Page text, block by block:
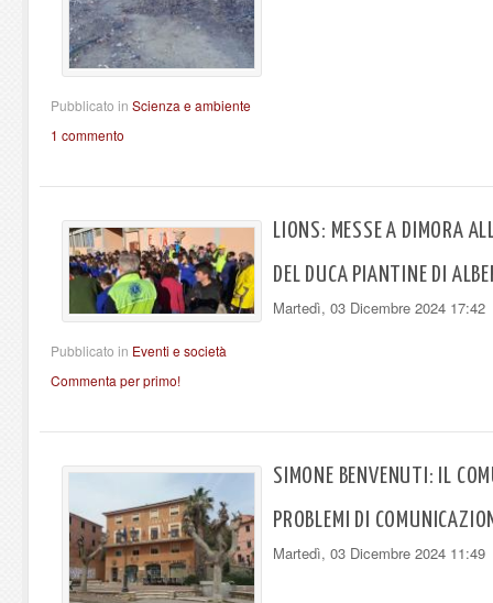
Pubblicato in Scienza e ambiente
1 commento
LIONS: MESSE A DIMORA
DEL DUCA PIANTINE DI
Martedì, 03 Dicembre 2024 17:42
Pubblicato in Eventi e società
Commenta per primo!
SIMONE BENVENUTI: IL
PROBLEMI DI
Martedì, 03 Dicembre 2024 11:49